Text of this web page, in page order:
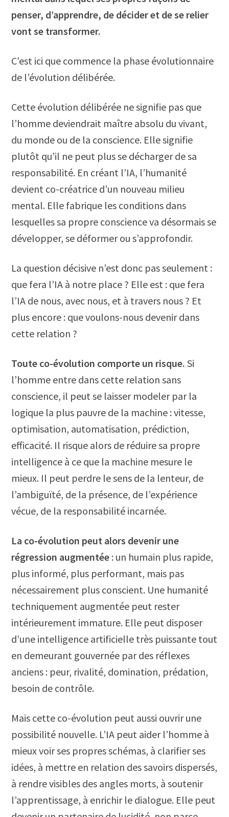
penser, d’apprendre, de décider et de se relier
vont se transformer.
C’est ici que commence la phase évolutionnaire
de l’évolution délibérée.
Cette évolution délibérée ne signifie pas que
l’homme deviendrait maître absolu du vivant,
du monde ou de la conscience. Elle signifie
plutôt qu’il ne peut plus se décharger de sa
responsabilité. En créant l’IA, l’humanité
devient co-créatrice d’un nouveau milieu
mental. Elle fabrique les conditions dans
lesquelles sa propre conscience va désormais se
développer, se déformer ou s’approfondir.
La question décisive n’est donc pas seulement :
que fera l’IA à notre place ? Elle est : que fera
l’IA de nous, avec nous, et à travers nous ? Et
plus encore : que voulons-nous devenir dans
cette relation ?
Toute co-évolution comporte un risque. Si
l’homme entre dans cette relation sans
conscience, il peut se laisser modeler par la
logique la plus pauvre de la machine : vitesse,
optimisation, automatisation, prédiction,
efficacité. Il risque alors de réduire sa propre
intelligence à ce que la machine mesure le
mieux. Il peut perdre le sens de la lenteur, de
l’ambiguïté, de la présence, de l’expérience
vécue, de la responsabilité incarnée.
La co-évolution peut alors devenir une
régression augmentée : un humain plus rapide,
plus informé, plus performant, mais pas
nécessairement plus conscient. Une humanité
techniquement augmentée peut rester
intérieurement immature. Elle peut disposer
d’une intelligence artificielle très puissante tout
en demeurant gouvernée par des réflexes
anciens : peur, rivalité, domination, prédation,
besoin de contrôle.
Mais cette co-évolution peut aussi ouvrir une
possibilité nouvelle. L’IA peut aider l’homme à
mieux voir ses propres schémas, à clarifier ses
idées, à mettre en relation des savoirs dispersés,
à rendre visibles des angles morts, à soutenir
l’apprentissage, à enrichir le dialogue. Elle peut